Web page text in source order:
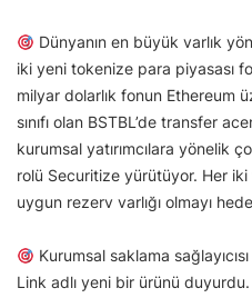
Dünyanın en büyük varlık
iki yeni tokenize para piyasası
milyar dolarlık fonun Ethereum
sınıfı olan BSTBL’de transfer
kurumsal yatırımcılara yönelik
rolü Securitize yürütüyor. Her
uygun rezerv varlığı olmayı
Kurumsal saklama
Link adlı yeni bir ürünü